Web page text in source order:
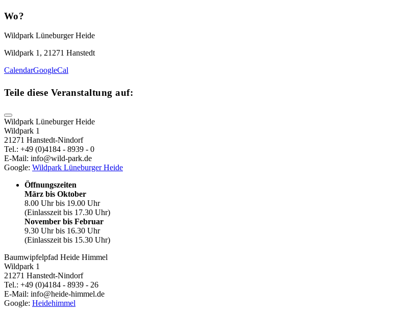
Wo?
Wildpark Lüneburger Heide
Wildpark 1, 21271 Hanstedt
CalendarGoogleCal
Teile diese Veranstaltung auf:
Wildpark Lüneburger Heide
Wildpark 1
21271 Hanstedt-Nindorf
Tel.: +49 (0)4184 - 8939 - 0
E-Mail: info@wild-park.de
Google: Wildpark Lüneburger Heide
Öffnungszeiten
März bis Oktober
8.00 Uhr bis 19.00 Uhr
(Einlasszeit bis 17.30 Uhr)
November bis Februar
9.30 Uhr bis 16.30 Uhr
(Einlasszeit bis 15.30 Uhr)
Baumwipfelpfad Heide Himmel
Wildpark 1
21271 Hanstedt-Nindorf
Tel.: +49 (0)4184 - 8939 - 26
E-Mail: info@heide-himmel.de
Google: Heidehimmel